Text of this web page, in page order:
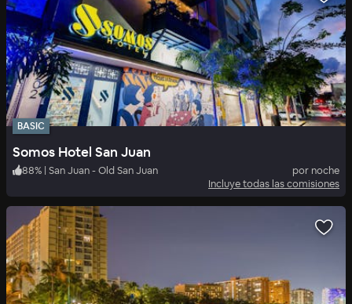
BASIC
Somos Hotel San Juan
88% | San Juan - Old San Juan
por noche
Incluye todas las comisiones